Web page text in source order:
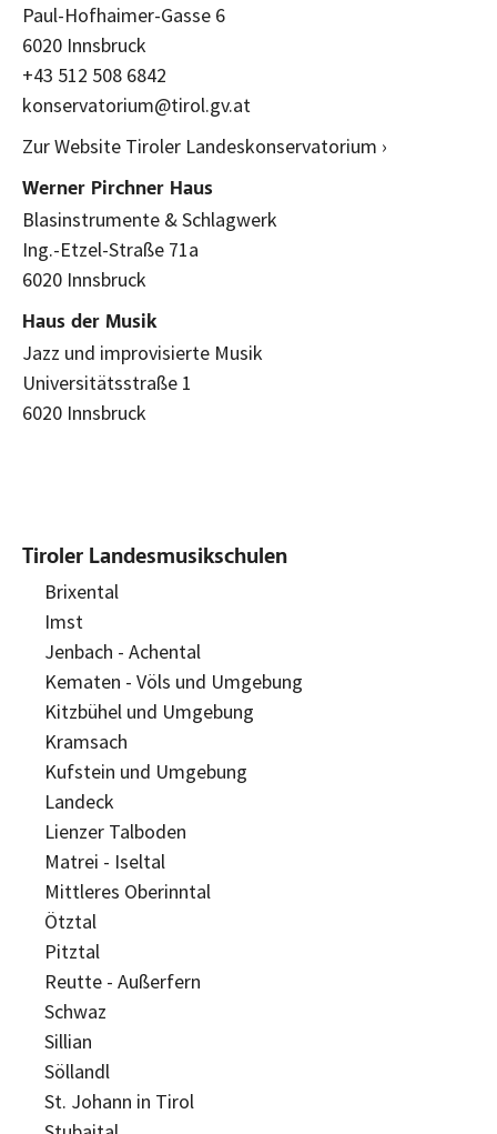
Paul-Hofhaimer-Gasse 6
6020 Innsbruck
+43 512 508 6842
konservatorium@tirol.gv.at
Zur Website Tiroler Landeskonservatorium ›
Werner Pirchner Haus
Blasinstrumente & Schlagwerk
Ing.-Etzel-Straße 71a
6020 Innsbruck
Haus der Musik
Jazz und improvisierte Musik
Universitätsstraße 1
6020 Innsbruck
Tiroler Landesmusikschulen
Brixental
Imst
Jenbach - Achental
Kematen - Völs und Umgebung
Kitzbühel und Umgebung
Kramsach
Kufstein und Umgebung
Landeck
Lienzer Talboden
Matrei - Iseltal
Mittleres Oberinntal
Ötztal
Pitztal
Reutte - Außerfern
Schwaz
Sillian
Söllandl
St. Johann in Tirol